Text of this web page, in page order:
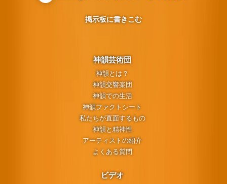
神韻芸術団
神韻とは？
神韻交響楽団
神韻での生活
神韻ファクトシート
私たちが直面するもの
神韻と精神性
アーティストの紹介
よくある質問
ビデオ
掲示板に書きこむ